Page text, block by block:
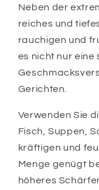
–
1+
Million
Scoville
–
Extrem
scharfe
–
–
Neben der
reiches und
rauchigen und
es nicht nur eine
Gerichten.
Verwenden Sie
Fisch, Suppen,
kräftigen und
Menge genügt
höheres